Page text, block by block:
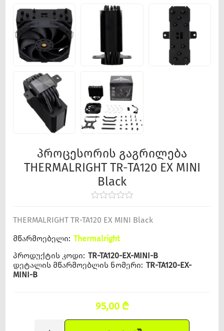
პროცესორის გაგრილება
THERMALRIGHT TR-TA120 EX MINI
Black
THERMALRIGHT TR-TA120 EX MINI Black
მწარმოებელი: Thermalright
პროდუქტის კოდი: TR-TA120-EX-MINI-B
დეტალის მწარმოებლის ნომერი: TR-TA120-EX-
MINI-B
95,00 ₾